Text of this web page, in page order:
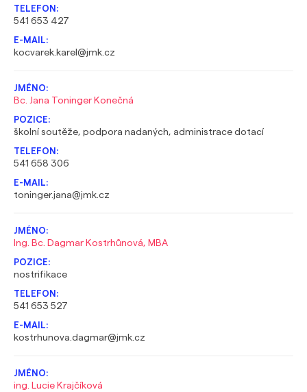
541 653 427
kocvarek.karel@jmk.cz
Bc. Jana Toninger Konečná
školní soutěže, podpora nadaných, administrace dotací
541 658 306
toninger.jana@jmk.cz
Ing. Bc. Dagmar Kostrhůnová, MBA
nostrifikace
541 653 527
kostrhunova.dagmar@jmk.cz
ing. Lucie Krajčíková